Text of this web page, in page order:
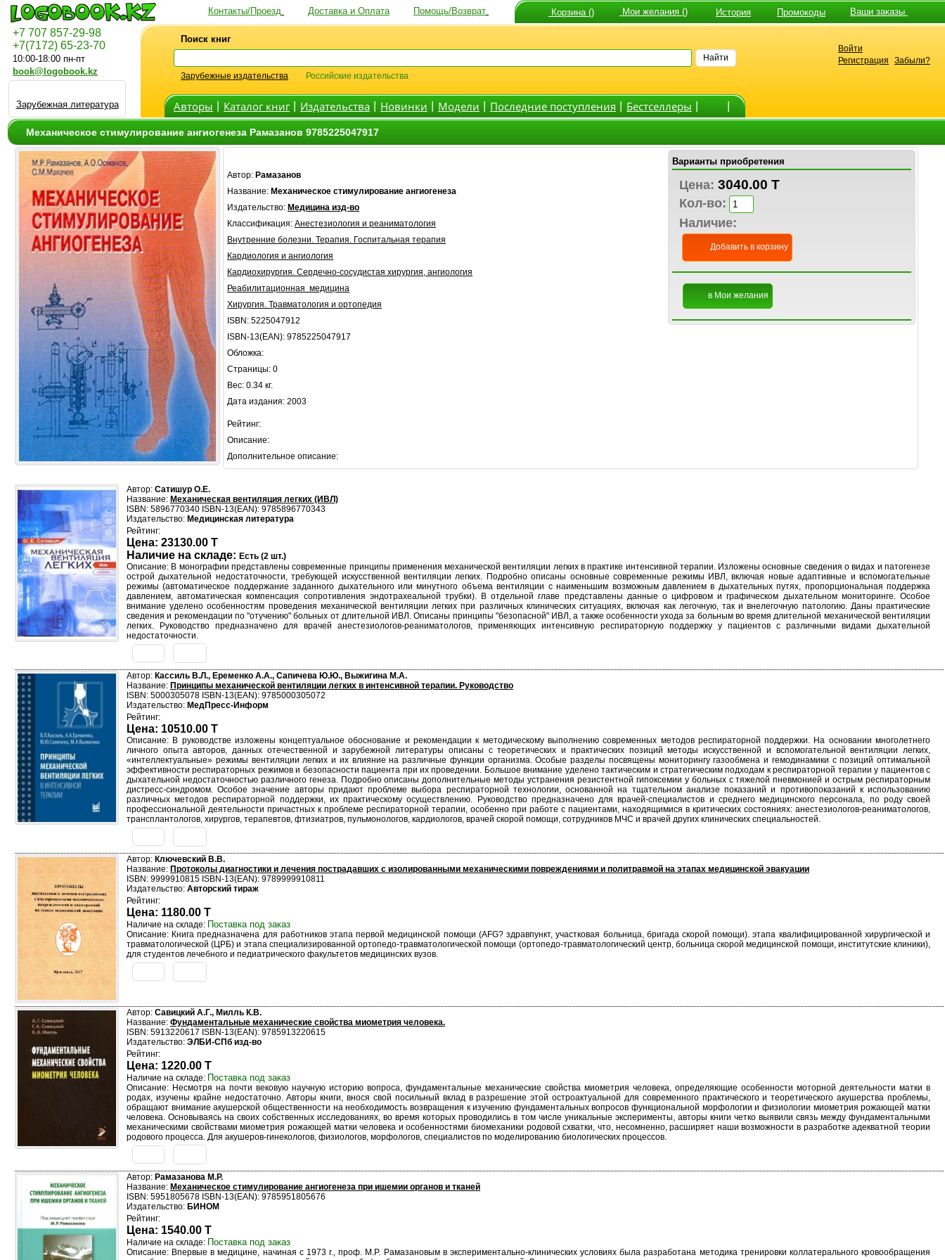
Контакты/Проезд Доставка и Оплата Помощь/Возврат Корзина () Мои желания () История Промокоды Ваши заказы
+7 707 857-29-98
+7(7172) 65-23-70
10:00-18:00 пн-пт
book@logobook.kz
Зарубежная литература
Поиск книг
Найти
Зарубежные издательства
Российские издательства
Авторы Каталог книг Издательства Новинки Модели Последние поступления Бестселлеры
Войти
Регистрация
Забыли?
Механическое стимулирование ангиогенеза Рамазанов 9785225047917
Варианты приобретения
Цена: 3040.00 T
Кол-во:
Наличие:
Добавить в корзину
в Мои желания
Автор: Рамазанов
Название: Механическое стимулирование ангиогенеза
Издательство: Медицина изд-во
Классификация: Анестезиология и реаниматология
Внутренние болезни. Терапия. Госпитальная терапия
Кардиология и ангиология
Кардиохирургия. Сердечно-сосудистая хирургия, ангиология
Реабилитационная медицина
Хирургия. Травматология и ортопедия
ISBN: 5225047912
ISBN-13(EAN): 9785225047917
Обложка:
Страницы: 0
Вес: 0.34 кг.
Дата издания: 2003
Рейтинг:
Описание:
Дополнительное описание:
Автор: Сатишур О.Е.
Название: Механическая вентиляция легких (ИВЛ)
ISBN: 5896770340 ISBN-13(EAN): 9785896770343
Издательство: Медицинская литература
Рейтинг:
Цена: 23130.00 T
Наличие на складе: Есть (2 шт.)
Описание: В монографии представлены современные принципы применения механической вентиляции легких в практике интенсивной терапии. Изложены основные сведения о видах и патогенезе
острой дыхательной недостаточности, требующей искусственной вентиляции легких. Подробно описаны основные современные режимы ИВЛ, включая новые адаптивные и вспомогательные
режимы (автоматическое поддержание заданного дыхательного или минутного объема вентиляции с наименьшим возможным давлением в дыхательных путях, пропорциональная поддержка
давлением, автоматическая компенсация сопротивления эндотрахеальной трубки). В отдельной главе представлены данные о цифровом и графическом дыхательном мониторинге. Особое
внимание уделено особенностям проведения механической вентиляции легких при различных клинических ситуациях, включая как легочную, так и внелегочную патологию. Даны практические
сведения и рекомендации по "отучению" больных от длительной ИВЛ. Описаны принципы "безопасной" ИВЛ, а также особенности ухода за больным во время длительной механической вентиляции
легких. Руководство предназначено для врачей анестезиологов-реаниматологов, применяющих интенсивную респираторную поддержку у пациентов с различными видами дыхательной
недостаточности.
Автор: Кассиль В.Л., Еременко А.А., Сапичева Ю.Ю., Выжигина М.А.
Название: Принципы механической вентиляции легких в интенсивной терапии. Руководство
ISBN: 5000305078 ISBN-13(EAN): 9785000305072
Издательство: МедПресс-Информ
Рейтинг:
Цена: 10510.00 T
Описание: В руководстве изложены концептуальное обоснование и рекомендации к методическому выполнению современных методов респираторной поддержки. На основании многолетнего
личного опыта авторов, данных отечественной и зарубежной литературы описаны с теоретических и практических позиций методы искусственной и вспомогательной вентиляции легких,
«интеллектуальные» режимы вентиляции легких и их влияние на различные функции организма. Особые разделы посвящены мониторингу газообмена и гемодинамики с позиций оптимальной
эффективности респираторных режимов и безопасности пациента при их проведении. Большое внимание уделено тактическим и стратегическим подходам к респираторной терапии у пациентов с
дыхательной недостаточностью различного генеза. Подробно описаны дополнительные методы устранения резистентной гипоксемии у больных с тяжелой пневмонией и острым респираторным
дистресс-синдромом. Особое значение авторы придают проблеме выбора респираторной технологии, основанной на тщательном анализе показаний и противопоказаний к использованию
различных методов респираторной поддержки, их практическому осуществлению. Руководство предназначено для врачей-специалистов и среднего медицинского персонала, по роду своей
профессиональной деятельности причастных к проблеме респираторной терапии, особенно при работе с пациентами, находящимися в критических состояниях: анестезиологов-реаниматологов,
трансплантологов, хирургов, терапевтов, фтизиатров, пульмонологов, кардиологов, врачей скорой помощи, сотрудников МЧС и врачей других клинических специальностей.
Автор: Ключевский В.В.
Название: Протоколы диагностики и лечения пострадавших с изолированными механическими повреждениями и политравмой на этапах медицинской эвакуации
ISBN: 9999910815 ISBN-13(EAN): 9789999910811
Издательство: Авторский тираж
Рейтинг:
Цена: 1180.00 T
Наличие на складе: Поставка под заказ
Описание: Книга предназначена для работников этапа первой медицинской помощи (AFG? здравпункт, участковая больница, бригада скорой помощи). этапа квалифицированной хирургической и
травматологической (ЦРБ) и этапа специализированной ортопедо-травматологической помощи (ортопедо-травматологический центр, больница скорой медицинской помощи, институтские клиники),
для студентов лечебного и педиатрического факультетов медицинских вузов.
Автор: Савицкий А.Г., Милль К.В.
Название: Фундаментальные механические свойства миометрия человека.
ISBN: 5913220617 ISBN-13(EAN): 9785913220615
Издательство: ЭЛБИ-СПб изд-во
Рейтинг:
Цена: 1220.00 T
Наличие на складе: Поставка под заказ
Описание: Несмотря на почти вековую научную историю вопроса, фундаментальные механические свойства миометрия человека, определяющие особенности моторной деятельности матки в
родах, изучены крайне недостаточно. Авторы книги, внося свой посильный вклад в разрешение этой остроактуальной для современного практического и теоретического акушерства проблемы,
обращают внимание акушерской общественности на необходимость возвращения к изучению фундаментальных вопросов функциональной морфологии и физиологии миометрия рожающей матки
человека. Основываясь на своих собственных исследованиях, во время которых проводились в том числе уникальные эксперименты, авторы книги четко выявили связь между фундаментальными
механическими свойствами миометрия рожающей матки человека и особенностями биомеханики родовой схватки, что, несомненно, расширяет наши возможности в разработке адекватной теории
родового процесса. Для акушеров-гинекологов, физиологов, морфологов, специалистов по моделированию биологических процессов.
Автор: Рамазанова М.Р.
Название: Механическое стимулирование ангиогенеза при ишемии органов и тканей
ISBN: 5951805678 ISBN-13(EAN): 9785951805676
Издательство: БИНОМ
Рейтинг:
Цена: 1540.00 T
Наличие на складе: Поставка под заказ
Описание: Впервые в медицине, начиная с 1973 г., проф. М.Р. Рамазановым в экспериментально-клинических условиях была разработана методика тренировки коллатерального кровообращения